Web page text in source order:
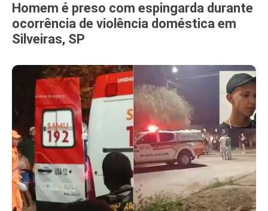
Homem é preso com espingarda durante
ocorrência de violência doméstica em
Silveiras, SP